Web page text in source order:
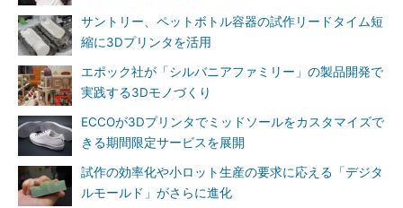
サントリー、ペットボトル容器の試作リードタイム短
縮に3Dプリンタを活用
エポック社が「シルバニアファミリー」の製品開発で
実践する3Dモノづくり
ECCOが3Dプリンタでミッドソールをカスタマイズで
きる期間限定サービスを展開
試作の効率化や小ロット生産の要求に応える「デジタ
ルモールド」がさらに進化